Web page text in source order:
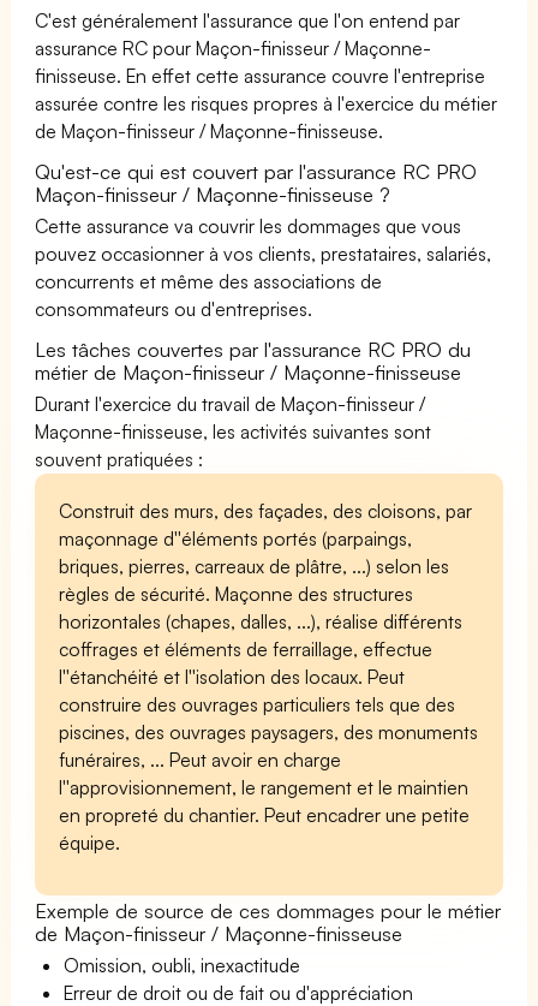
C'est généralement l'assurance que l'on entend par
assurance RC pour Maçon-finisseur / Maçonne-
finisseuse. En effet cette assurance couvre l'entreprise
assurée contre les risques propres à l'exercice du métier
de Maçon-finisseur / Maçonne-finisseuse.
Qu'est-ce qui est couvert par l'assurance RC PRO
Maçon-finisseur / Maçonne-finisseuse ?
Cette assurance va couvrir les dommages que vous
pouvez occasionner à vos clients, prestataires, salariés,
concurrents et même des associations de
consommateurs ou d'entreprises.
Les tâches couvertes par l'assurance RC PRO du
métier de Maçon-finisseur / Maçonne-finisseuse
Durant l'exercice du travail de Maçon-finisseur /
Maçonne-finisseuse, les activités suivantes sont
souvent pratiquées :
Construit des murs, des façades, des cloisons, par
maçonnage d''éléments portés (parpaings,
briques, pierres, carreaux de plâtre, ...) selon les
règles de sécurité. Maçonne des structures
horizontales (chapes, dalles, ...), réalise différents
coffrages et éléments de ferraillage, effectue
l''étanchéité et l''isolation des locaux. Peut
construire des ouvrages particuliers tels que des
piscines, des ouvrages paysagers, des monuments
funéraires, ... Peut avoir en charge
l''approvisionnement, le rangement et le maintien
en propreté du chantier. Peut encadrer une petite
équipe.
Exemple de source de ces dommages pour le métier
de Maçon-finisseur / Maçonne-finisseuse
Omission, oubli, inexactitude
Erreur de droit ou de fait ou d'appréciation